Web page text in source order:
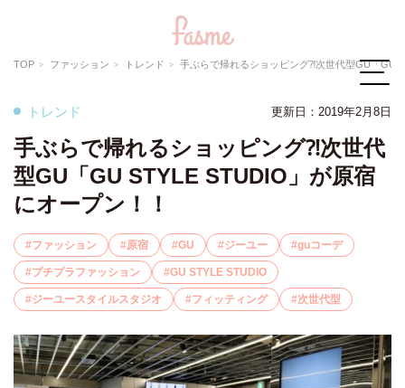
TOP ファッション トレンド 手ぶらで帰れるショッピング⁈次世代型GU「GU STYLE STUDIO」が原宿に
トレンド 更新日：2019年2月8日
手ぶらで帰れるショッピング⁈次世代
型GU「GU STYLE STUDIO」が原宿
にオープン！！
ファッション 原宿 GU ジーユー guコーデ
プチプラファッション GU STYLE STUDIO
ジーユースタイルスタジオ フィッティング 次世代型